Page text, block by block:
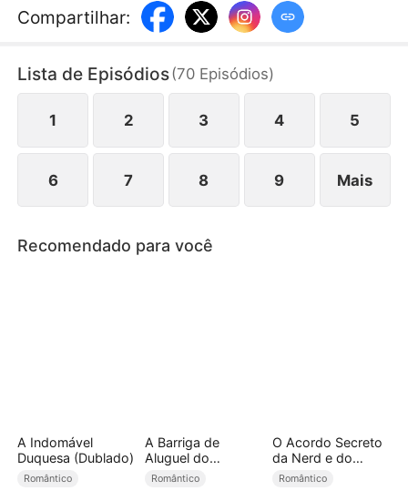
dragão. Seis anos depois, ela retorna com a filha
para buscar a verdade e curá-la, mas mal-
filhas, os dois resolvem os problemas e ficam
juntos.
Compartilhar:
Lista de Episódios(70 Episódios)
1 2 3 4 5
6 7 8 9 Mais
Recomendado para você
A Indomável
Duquesa (Dublado)
Romântico
A Barriga de
Aluguel do
Bilionário
Romântico
O Acordo Secreto
da Nerd e do
Atleta
Romântico